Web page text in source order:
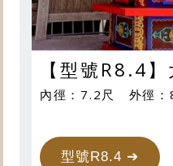
【型號R8.4
內徑：7.2尺 外徑：
型號R8.4 ➔